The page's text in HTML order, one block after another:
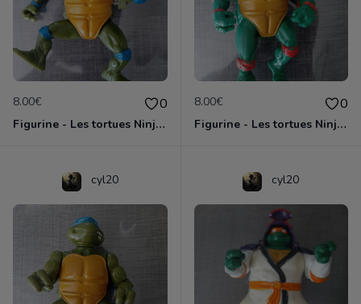
8.00€ 0
Figurine - Les tortues Ninja - Leonardo
8.00€ 0
Figurine - Les tortues Ninja - Michaelangelo
cyl20 cyl20